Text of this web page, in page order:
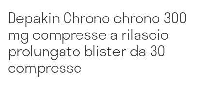
Depakin Chrono chrono 300
mg compresse a rilascio
prolungato blister da 30
compresse